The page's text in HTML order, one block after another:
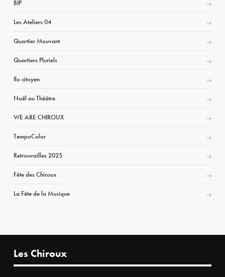
BIP
Les Ateliers 04
Quartier Mouvant
Quartiers Pluriels
Ilo citoyen
Noël au Théâtre
WE ARE CHIROUX
TempoColor
Retrouvailles 2025
Fête des Chiroux
La Fête de la Musique
Les Chiroux